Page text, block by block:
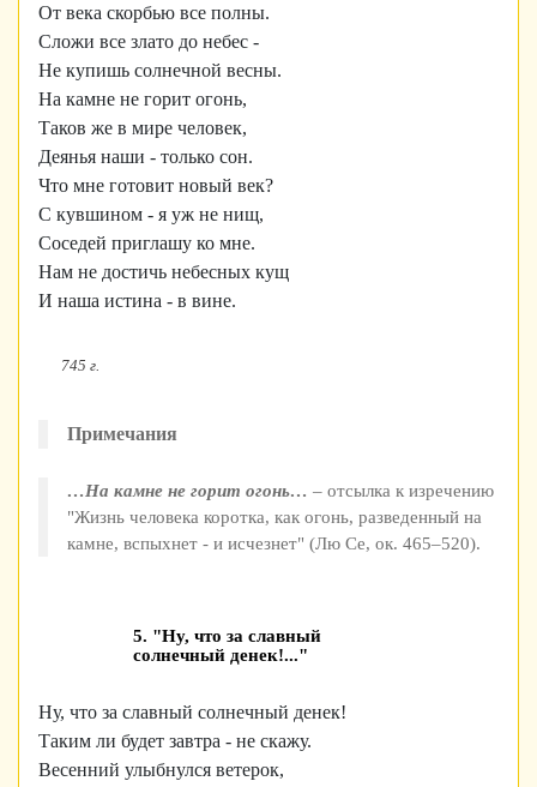
От века скорбью все полны.
Сложи все злато до небес -
Не купишь солнечной весны.
На камне не горит огонь,
Таков же в мире человек,
Деянья наши - только сон.
Что мне готовит новый век?
С кувшином - я уж не нищ,
Соседей приглашу ко мне.
Нам не достичь небесных кущ
И наша истина - в вине.
745 г.
Примечания
…На камне не горит огонь… – отсылка к изречению
"Жизнь человека коротка, как огонь, разведенный на
камне, вспыхнет - и исчезнет" (Лю Се, ок. 465–520).
5. "Ну, что за славный
солнечный денек!..."
Ну, что за славный солнечный денек!
Таким ли будет завтра - не скажу.
Весенний улыбнулся ветерок,